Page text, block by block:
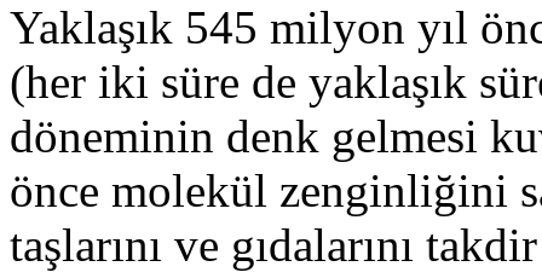
Yaklaşık 545 milyon yıl
(her iki süre de yaklaşık
döneminin denk gelmesi
önce molekül zenginliğini
taşlarını ve gıdalarını